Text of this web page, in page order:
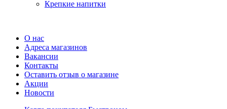
Крепкие напитки
О нас
Адреса магазинов
Вакансии
Контакты
Оставить отзыв о магазине
Акции
Новости